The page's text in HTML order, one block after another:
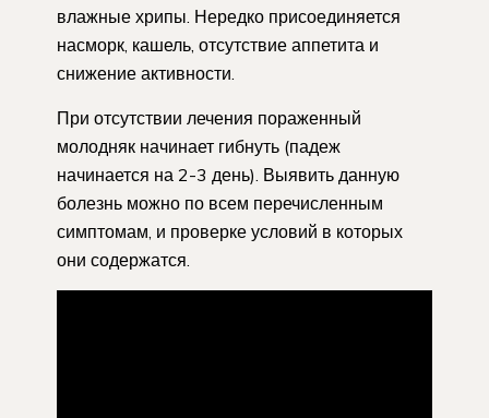
влажные хрипы. Нередко присоединяется
насморк, кашель, отсутствие аппетита и
снижение активности.
При отсутствии лечения пораженный
молодняк начинает гибнуть (падеж
начинается на 2-3 день). Выявить данную
болезнь можно по всем перечисленным
симптомам, и проверке условий в которых
они содержатся.